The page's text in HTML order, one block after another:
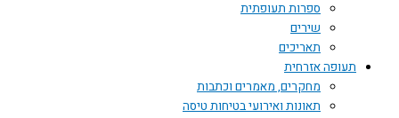
ספרות תעופתית
שירים
תאריכים
תעופה אזרחית
מחקרים, מאמרים וכתבות
תאונות ואירועי בטיחות טיסה